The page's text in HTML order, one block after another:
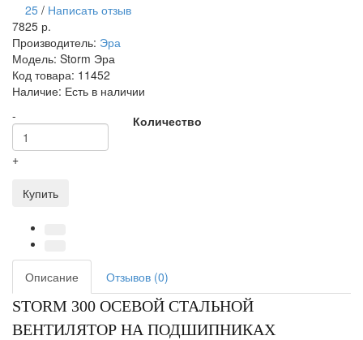
25 / Написать отзыв
7825 р.
Производитель: Эра
Модель: Storm Эра
Код товара: 11452
Наличие: Есть в наличии
Количество
-
+
Купить
Описание Отзывов (0)
STORM 300 ОСЕВОЙ СТАЛЬНОЙ
ВЕНТИЛЯТОР НА ПОДШИПНИКАХ